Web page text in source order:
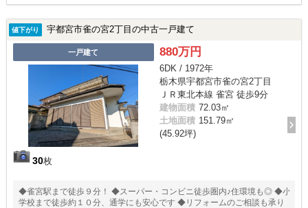
値下がり 宇都宮市雀の宮2丁目の中古一戸建て
一戸建て
30枚
880万円
6DK / 1972年
栃木県宇都宮市雀の宮2丁目
ＪＲ東北本線 雀宮 徒歩9分
建物面積 72.03㎡
土地面積 151.79㎡
(45.92坪)
◆雀宮駅まで徒歩９分！ ◆スーパー・コンビニ徒歩圏内♪住環境も◎ ◆小
学校まで徒歩約１０分、通学にも安心です ◆リフォームのご相談も承り